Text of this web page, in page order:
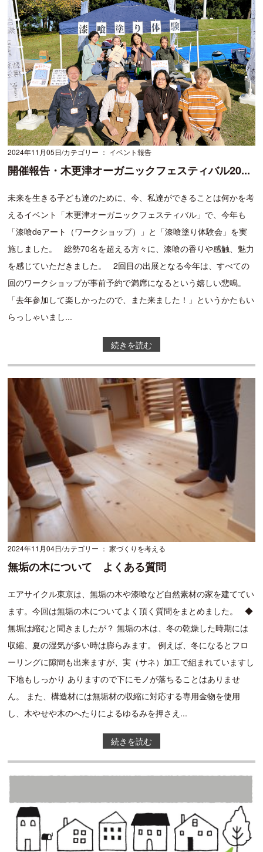
2024年11月05日カテゴリー ： イベント報告
開催報告・木更津オーガニックフェスティバル20...
未来を生きる子ども達のために、今、私達ができることは何かを考
えるイベント「木更津オーガニックフェスティバル」で、今年も
「漆喰deアート（ワークショップ）」と「漆喰塗り体験会」を実
施しました。 総勢70名を超える方々に、漆喰の香りや感触、魅力
を感じていただきました。 2回目の出展となる今年は、すべての
回のワークショップが事前予約で満席になるという嬉しい悲鳴。
「去年参加して楽しかったので、また来ました！」というかたもい
らっしゃいまし...
続きを読む
2024年11月04日カテゴリー ： 家づくりを考える
無垢の木について よくある質問
エアサイクル東京は、無垢の木や漆喰など自然素材の家を建ててい
ます。今回は無垢の木についてよく頂く質問をまとめました。 ◆
無垢は縮むと聞きましたが？ 無垢の木は、冬の乾燥した時期には
収縮、夏の湿気が多い時は膨らみます。 例えば、冬になるとフロ
ーリングに隙間も出来ますが、実（サネ）加工で組まれていますし
下地もしっかり ありますので下にモノが落ちることはありませ
ん。 また、構造材には無垢材の収縮に対応する専用金物を使用
し、木やせや木のへたりによるゆるみを押さえ...
続きを読む